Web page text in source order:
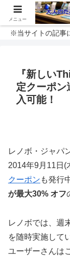
※当サイトの記事
『新しい
定クーポン
入可能！
レノボ・ジャパ
2014年9月11日(
クーポン も発行
が最大30% オフ
レノボでは、週
を随時実施して
ユーザーさんは
メニュー